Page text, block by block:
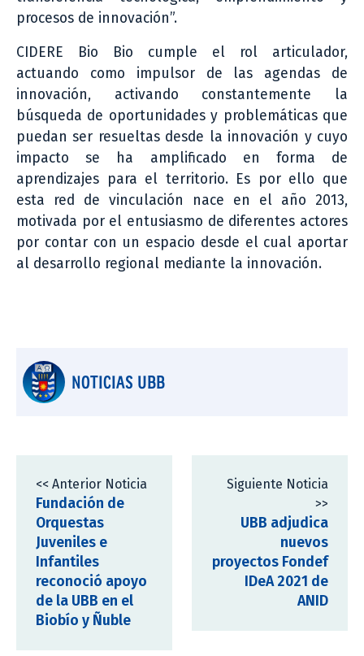
procesos de innovación”.
CIDERE Bio Bio cumple el rol articulador,
actuando como impulsor de las agendas de
innovación, activando constantemente la
búsqueda de oportunidades y problemáticas que
puedan ser resueltas desde la innovación y cuyo
impacto se ha amplificado en forma de
aprendizajes para el territorio. Es por ello que
esta red de vinculación nace en el año 2013,
motivada por el entusiasmo de diferentes actores
por contar con un espacio desde el cual aportar
al desarrollo regional mediante la innovación.
NOTICIAS UBB
<< Anterior Noticia
Fundación de
Orquestas
Juveniles e
Infantiles
reconoció apoyo
de la UBB en el
Biobío y Ñuble
Siguiente Noticia
>>
UBB adjudica
nuevos
proyectos Fondef
IDeA 2021 de
ANID